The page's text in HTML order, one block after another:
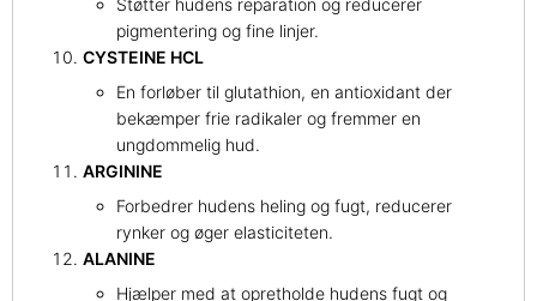
Støtter hudens reparation og reducerer
pigmentering og fine linjer.
CYSTEINE HCL
En forløber til glutathion, en antioxidant der
bekæmper frie radikaler og fremmer en
ungdommelig hud.
ARGININE
Forbedrer hudens heling og fugt, reducerer
rynker og øger elasticiteten.
ALANINE
Hjælper med at opretholde hudens fugt og